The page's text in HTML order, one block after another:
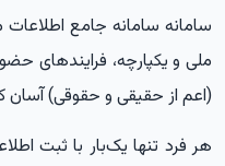
سامانه سامانه جامع
ملی و یکپارچه، فرایندهای
(اعم از حقیقی و حقوقی) آسان
هر فرد تنها یک‌بار با ثبت